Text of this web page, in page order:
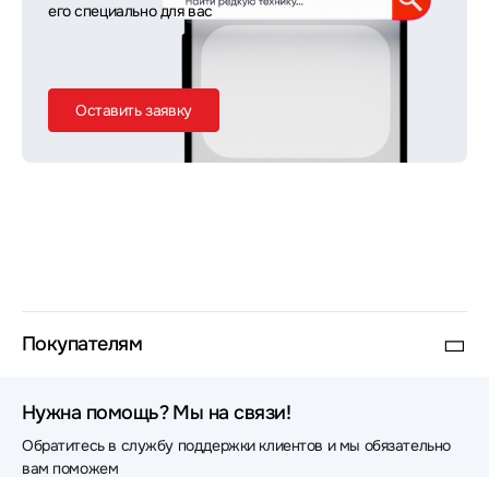
его специально для вас
Оставить заявку
Покупателям
Нужна помощь? Мы на связи!
Обратитесь в службу поддержки клиентов и мы обязательно
вам поможем